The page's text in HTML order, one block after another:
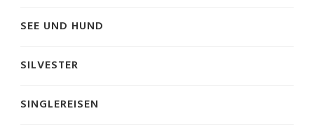
SEE UND HUND
SILVESTER
SINGLEREISEN